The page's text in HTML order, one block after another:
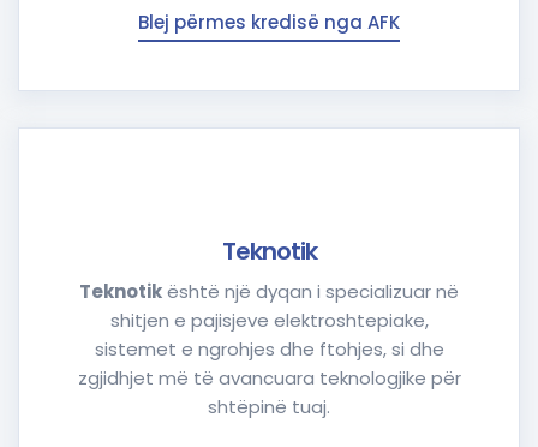
Blej përmes kredisë nga AFK
Teknotik
Teknotikështë një dyqan i specializuar në
shitjen e pajisjeve elektroshtepiake,
sistemet e ngrohjes dhe ftohjes, si dhe
zgjidhjet më të avancuara teknologjike për
shtëpinë tuaj.